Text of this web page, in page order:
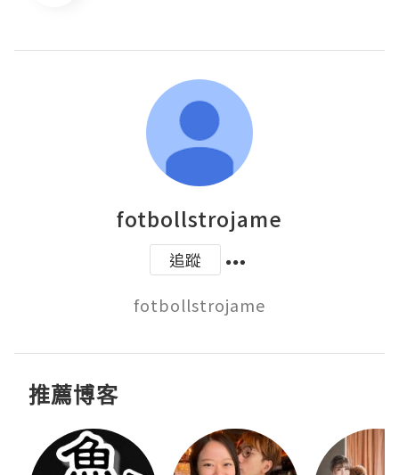
fotbollstrojame
追蹤
fotbollstrojame
推薦博客